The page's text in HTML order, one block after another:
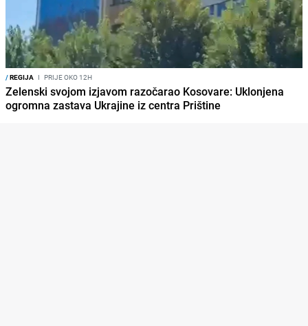
/REGIJA I PRIJE OKO 12H
Zelenski svojom izjavom razočarao Kosovare: Uklonjena
ogromna zastava Ukrajine iz centra Prištine